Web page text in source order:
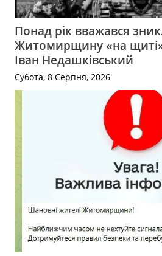
Понад рік вважався
Житомирщину «на щиті»
Іван Недашківський
Субота, 8 Серпня, 2026